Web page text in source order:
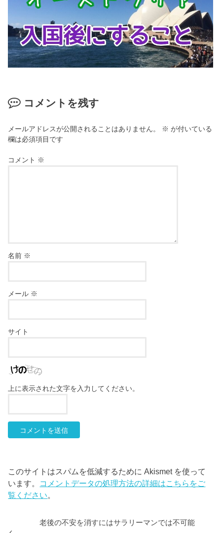
コメントを残す
メールアドレスが公開されることはありません。 ※ が付いている
欄は必須項目です
コメント ※
名前 ※
メール ※
サイト
上に表示された文字を入力してください。
このサイトはスパムを低減するために Akismet を使って
います。 コメントデータの処理方法の詳細はこちらをご
覧ください。
老後の 不安を消すにはサラリーマンでは不可能